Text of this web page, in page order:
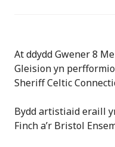
At ddydd Gwener 8
Gleision yn
Sheriff Celtic
Bydd artistiaid eraill
Finch a’r Bristol